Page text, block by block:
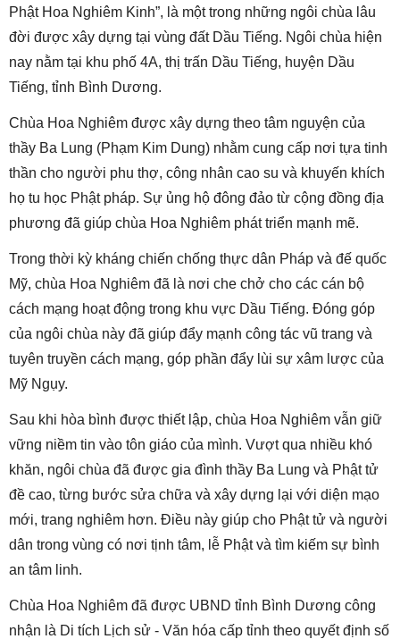
Phật Hoa Nghiêm Kinh”, là một trong những ngôi chùa lâu
đời được xây dựng tại vùng đất Dầu Tiếng. Ngôi chùa hiện
nay nằm tại khu phố 4A, thị trấn Dầu Tiếng, huyện Dầu
Tiếng, tỉnh Bình Dương.
Chùa Hoa Nghiêm được xây dựng theo tâm nguyện của
thầy Ba Lung (Phạm Kim Dung) nhằm cung cấp nơi tựa tinh
thần cho người phu thợ, công nhân cao su và khuyến khích
họ tu học Phật pháp. Sự ủng hộ đông đảo từ cộng đồng địa
phương đã giúp chùa Hoa Nghiêm phát triển mạnh mẽ.
Trong thời kỳ kháng chiến chống thực dân Pháp và đế quốc
Mỹ, chùa Hoa Nghiêm đã là nơi che chở cho các cán bộ
cách mạng hoạt động trong khu vực Dầu Tiếng. Đóng góp
của ngôi chùa này đã giúp đẩy mạnh công tác vũ trang và
tuyên truyền cách mạng, góp phần đẩy lùi sự xâm lược của
Mỹ Ngụy.
Sau khi hòa bình được thiết lập, chùa Hoa Nghiêm vẫn giữ
vững niềm tin vào tôn giáo của mình. Vượt qua nhiều khó
khăn, ngôi chùa đã được gia đình thầy Ba Lung và Phật tử
đề cao, từng bước sửa chữa và xây dựng lại với diện mạo
mới, trang nghiêm hơn. Điều này giúp cho Phật tử và người
dân trong vùng có nơi tịnh tâm, lễ Phật và tìm kiếm sự bình
an tâm linh.
Chùa Hoa Nghiêm đã được UBND tỉnh Bình Dương công
nhận là Di tích Lịch sử - Văn hóa cấp tỉnh theo quyết định số